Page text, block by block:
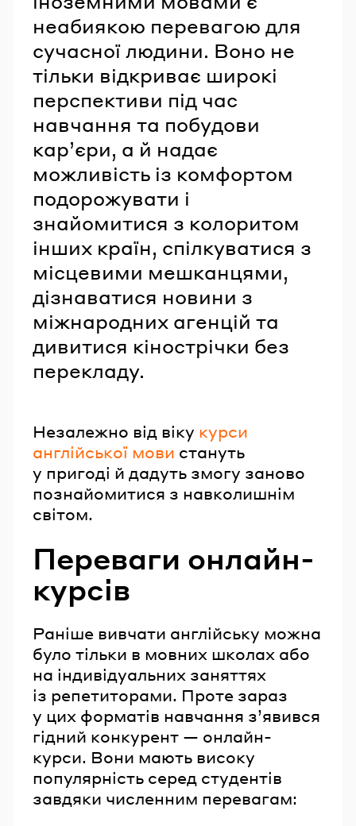
неабиякою перевагою для
сучасної людини. Воно не
тільки відкриває широкі
перспективи під час
навчання та побудови
кар’єри, а й надає
можливість із комфортом
подорожувати і
знайомитися з колоритом
інших країн, спілкуватися з
місцевими мешканцями,
дізнаватися новини з
міжнародних агенцій та
дивитися кінострічки без
перекладу.
Незалежно від віку курси
англійської мови стануть
у пригоді й дадуть змогу заново
познайомитися з навколишнім
світом.
Переваги онлайн-
курсів
Раніше вивчати англійську можна
було тільки в мовних школах або
на індивідуальних заняттях
із репетиторами. Проте зараз
у цих форматів навчання з’явився
гідний конкурент — онлайн-
курси. Вони мають високу
популярність серед студентів
завдяки численним перевагам: